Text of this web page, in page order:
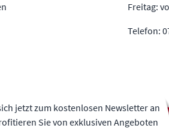
Freitag:
Telefon:
jetzt zum kostenlosen Newsletter an
Sie von exklusiven Angeboten